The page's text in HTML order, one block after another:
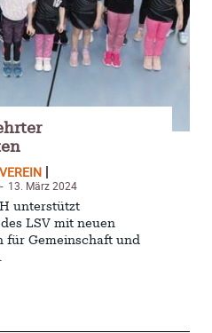
- 13. März 2024
unterstützt
LSV mit neuen
für Gemeinschaft und